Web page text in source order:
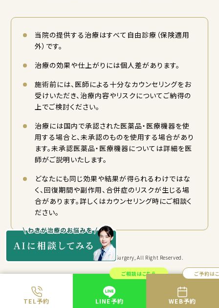
TEL予約
ご相談はこちら
LINE予約
ご予約は
WEB予約
当院の提供する治療はすべて自由診療（保険適用
外）です。
治療の効果や仕上がりには個人差があります。
施術前には、医師による十分なカウンセリングをお
受けいただき、治療内容やリスクについてご納得の
上でご検討ください。
治療には国内で承認された医薬品・医療機器を使
用する場合と、未承認のものを使用する場合があり
ます。未承認医薬品・医療機器については詳細を医
師がご説明いたします。
どなたにも同じ効果や結果が得られるわけではな
く、回復期間や副作用、合併症のリスクが生じる場
合があります。詳しくはカウンセリング時にご相談く
ださい。
Copyright © KYORITSU Cosmetic Surgery, All Right Reserved.